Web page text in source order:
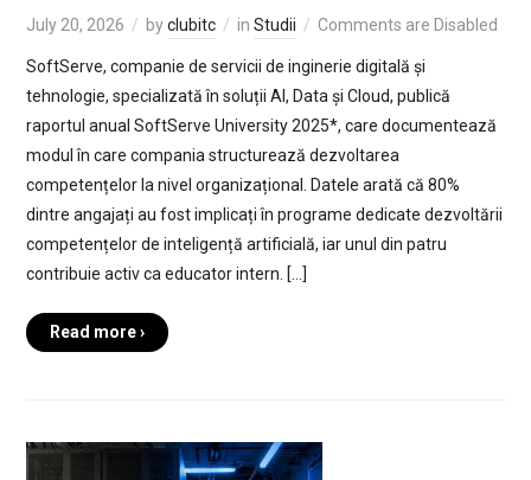
July 20, 2026 byclubitc in Studii Comments are Disabled
SoftServe, companie de servicii de inginerie digitală și
tehnologie, specializată în soluții AI, Data și Cloud, publică
raportul anual SoftServe University 2025*, care documentează
modul în care compania structurează dezvoltarea
competențelor la nivel organizațional. Datele arată că 80%
dintre angajați au fost implicați în programe dedicate dezvoltării
competențelor de inteligență artificială, iar unul din patru
contribuie activ ca educator intern. […]
Read more ›